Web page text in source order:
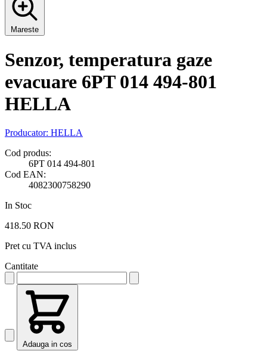
Mareste
Senzor, temperatura gaze
evacuare 6PT 014 494-801
HELLA
Producator: HELLA
Cod produs:
6PT 014 494-801
Cod EAN:
4082300758290
In Stoc
418.50 RON
Pret cu TVA inclus
Cantitate
Adauga in cos